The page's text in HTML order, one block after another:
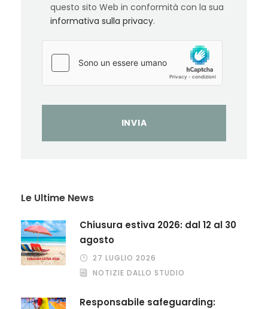
questo sito Web in conformità con la sua
informativa sulla privacy.
Le Ultime News
Chiusura estiva 2026: dal 12 al 30
agosto
27 LUGLIO 2026
NOTIZIE DALLO STUDIO
Responsabile safeguarding: